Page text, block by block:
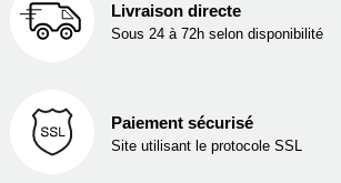
Livraison directe
Sous 24 à 72h selon disponibilité
Paiement sécurisé
Site utilisant le protocole SSL